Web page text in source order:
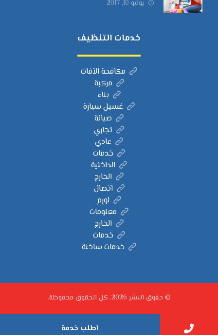
يونيو 10, 2017
خدمات التنظيف
مكافحة الآفات
مركبة
بناء
غسيل سيارة
صيانة
تجاري
عادي
خدمات
الداخلية
الخارج
اتصال
لورم
معلومات
الخارج
خدمات
خدمات ساخنة
© حقوق النشر 2026. كل الحقوق محفوظة.
اطلب خدمة